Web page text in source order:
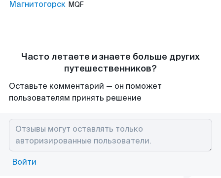
Магнитогорск MQF
Часто летаете и знаете больше других
путешественников?
Оставьте комментарий — он поможет
пользователям принять решение
Войти